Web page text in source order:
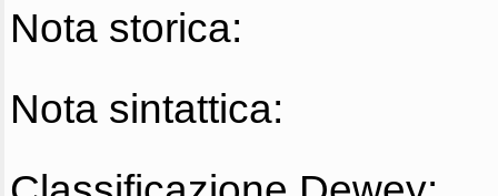
Nota storica:
Nota sintattica: